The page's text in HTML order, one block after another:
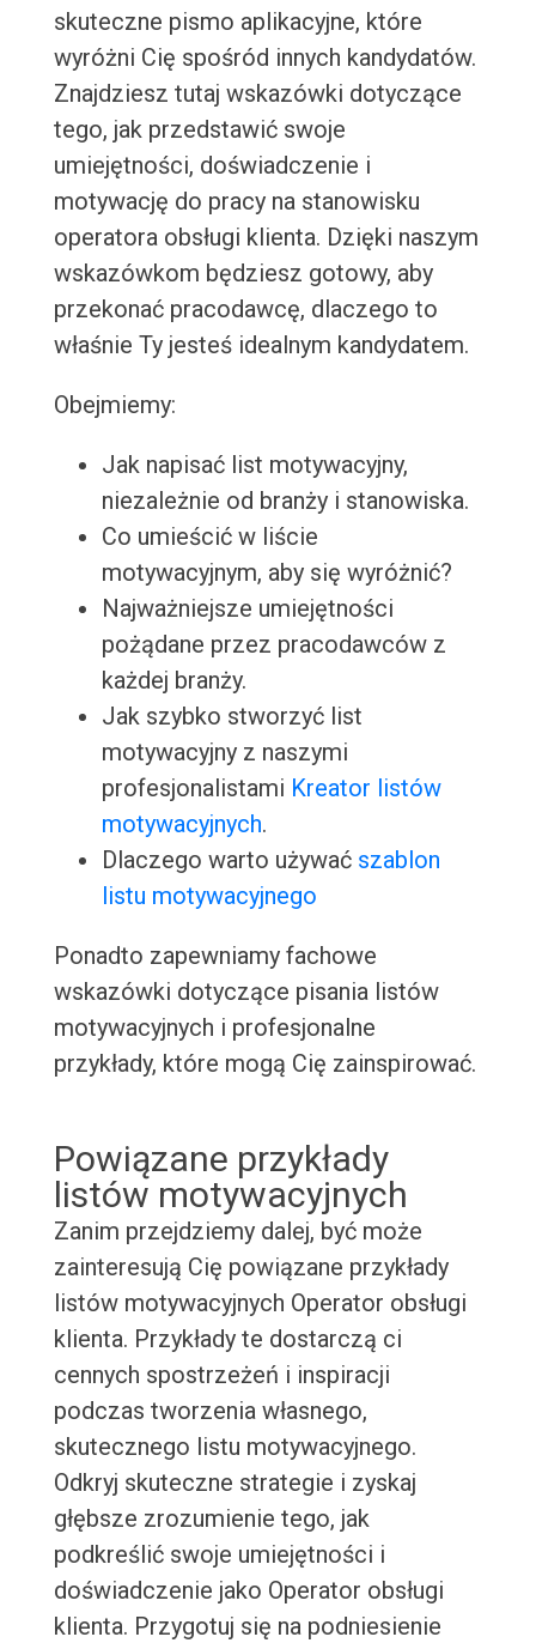
skuteczne pismo aplikacyjne, które
wyróżni Cię spośród innych kandydatów.
Znajdziesz tutaj wskazówki dotyczące
tego, jak przedstawić swoje
umiejętności, doświadczenie i
motywację do pracy na stanowisku
operatora obsługi klienta. Dzięki naszym
wskazówkom będziesz gotowy, aby
przekonać pracodawcę, dlaczego to
właśnie Ty jesteś idealnym kandydatem.
Obejmiemy:
Jak napisać list motywacyjny,
niezależnie od branży i stanowiska.
Co umieścić w liście
motywacyjnym, aby się wyróżnić?
Najważniejsze umiejętności
pożądane przez pracodawców z
każdej branży.
Jak szybko stworzyć list
motywacyjny z naszymi
profesjonalistami Kreator listów
motywacyjnych.
Dlaczego warto używać szablon
listu motywacyjnego
Ponadto zapewniamy fachowe
wskazówki dotyczące pisania listów
motywacyjnych i profesjonalne
przykłady, które mogą Cię zainspirować.
Powiązane przykłady
listów motywacyjnych
Zanim przejdziemy dalej, być może
zainteresują Cię powiązane przykłady
listów motywacyjnych Operator obsługi
klienta. Przykłady te dostarczą ci
cennych spostrzeżeń i inspiracji
podczas tworzenia własnego,
skutecznego listu motywacyjnego.
Odkryj skuteczne strategie i zyskaj
głębsze zrozumienie tego, jak
podkreślić swoje umiejętności i
doświadczenie jako Operator obsługi
klienta. Przygotuj się na podniesienie